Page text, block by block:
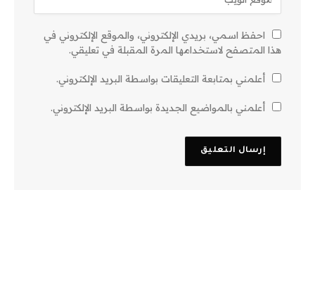
احفظ اسمي، بريدي الإلكتروني، والموقع الإلكتروني في
هذا المتصفح لاستخدامها المرة المقبلة في تعليقي.
أعلمني بمتابعة التعليقات بواسطة البريد الإلكتروني.
أعلمني بالمواضيع الجديدة بواسطة البريد الإلكتروني.